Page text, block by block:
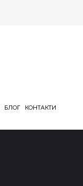
БЛОГ КОНТАКТИ